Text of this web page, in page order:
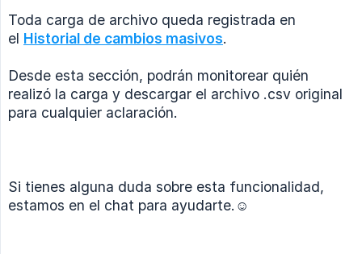
Toda carga de archivo queda registrada en
el Historial de cambios masivos.
Desde esta sección, podrán monitorear quién
realizó la carga y descargar el archivo .csv original
para cualquier aclaración.
Si tienes alguna duda sobre esta funcionalidad,
estamos en el chat para ayudarte.☺️